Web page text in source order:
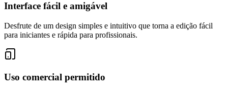
Interface fácil e amigável
Desfrute de um design simples e intuitivo que torna a edição fácil
para iniciantes e rápida para profissionais.
Uso comercial permitido